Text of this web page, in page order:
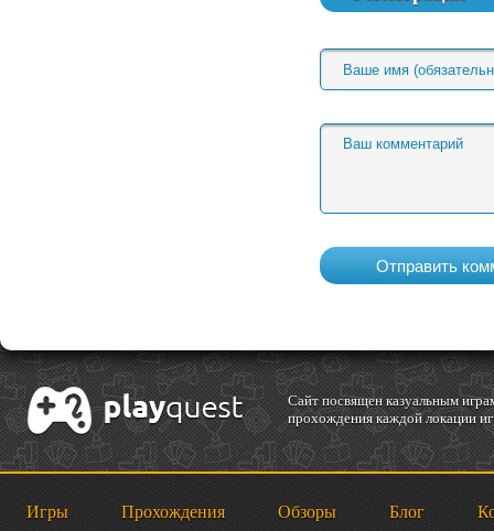
Cайт посвящен казуальным
прохождения каждой локации
Игры Прохождения Обзоры Блог